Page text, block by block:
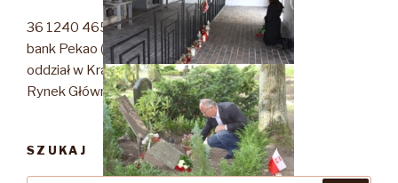
36 1240 4650 1111 0010 7266 1407
bank Pekao (PKOSA)
oddział w Krakowie
Rynek Główny 47, 30-960 Kraków
SZUKAJ